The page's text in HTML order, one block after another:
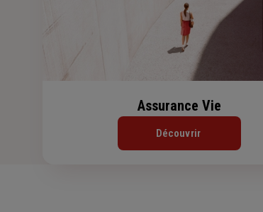
Assurance Vie
Découvrir